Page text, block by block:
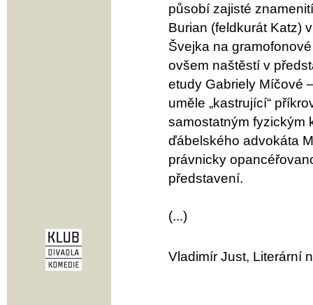
působí zajisté
Burian (feldkurát Katz)
Švejka na
ovšem naštěstí v
etudy Gabriely Míčové
uměle „kastrující“
samostatným fyzickým
ďábelského advokáta
právnicky
představení.
(...)
Vladimír Just, Literární